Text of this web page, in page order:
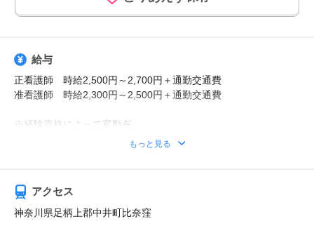
給与
正看護師 時給2,500円～2,700円＋通勤交通費
准看護師 時給2,300円～2,500円＋通勤交通費
※経験資格によって変動有
月収例：時給2700円、1日8h、22日勤務=47万5200円
もっと見る
アクセス
神奈川県足柄上郡中井町比奈窪